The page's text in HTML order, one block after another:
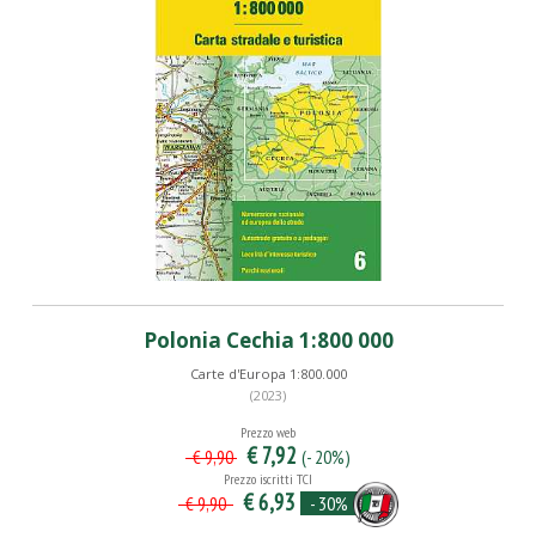
Polonia Cechia 1:800 000
Carte d'Europa 1:800.000
(2023)
Prezzo web
€ 9,90 € 7,92 (- 20%)
Prezzo iscritti TCI
€ 9,90 € 6,93 - 30%